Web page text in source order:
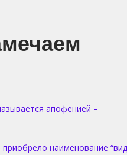
апофенией –
наименование